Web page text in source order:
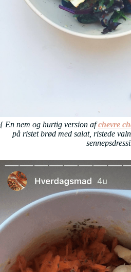
{ En nem og hurtig version afchevre
på ristet brød med salat, ristede